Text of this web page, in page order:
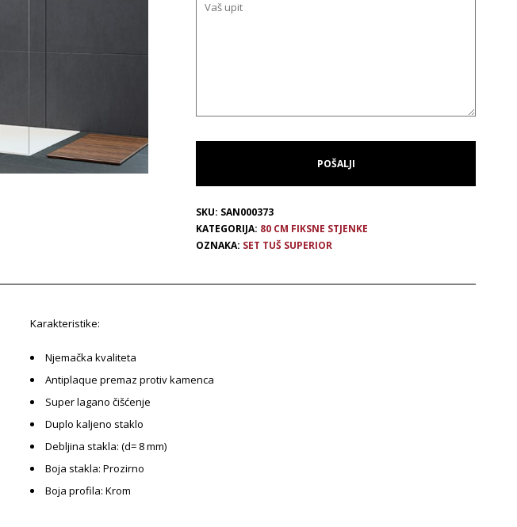
SKU: SAN000373
KATEGORIJA: 80 CM FIKSNE STJENKE
OZNAKA: SET TUŠ SUPERIOR
Karakteristike:
Njemačka kvaliteta
Antiplaque premaz protiv kamenca
Super lagano čišćenje
Duplo kaljeno staklo
Debljina stakla: (d= 8 mm)
Boja stakla: Prozirno
Boja profila: Krom